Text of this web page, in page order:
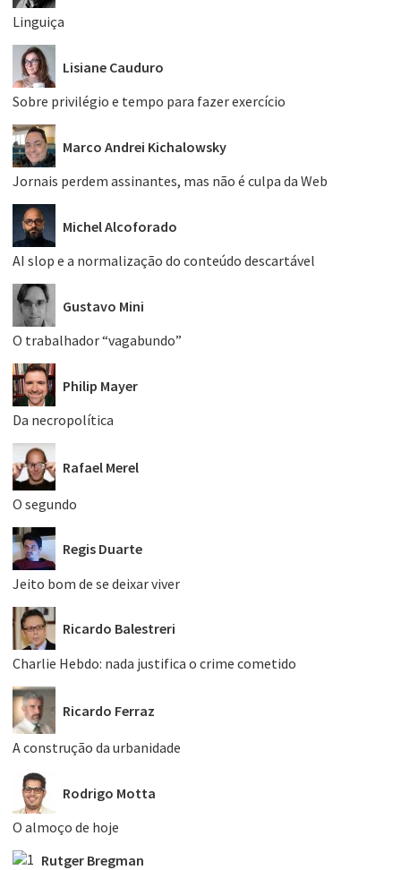
Linguiça
Lisiane Cauduro
Sobre privilégio e tempo para fazer exercício
Marco Andrei Kichalowsky
Jornais perdem assinantes, mas não é culpa da Web
Michel Alcoforado
AI slop e a normalização do conteúdo descartável
Gustavo Mini
O trabalhador “vagabundo”
Philip Mayer
Da necropolítica
Rafael Merel
O segundo
Regis Duarte
Jeito bom de se deixar viver
Ricardo Balestreri
Charlie Hebdo: nada justifica o crime cometido
Ricardo Ferraz
A construção da urbanidade
Rodrigo Motta
O almoço de hoje
Rutger Bregman